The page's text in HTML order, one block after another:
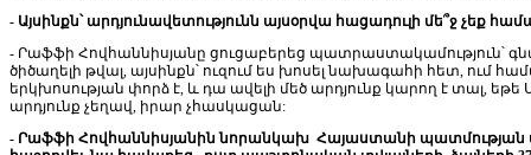
- Այսինքն՝ արդյունավետությունն այսօրվա հացադուլի մե՞ջ չեք
- Րաֆֆի Հովհաննիսյանը ցուցաբերեց պատրաստակամություն՝
ծիծաղելի թվալ, այսինքն՝ ուզում ես խոսել նախագահի հետ, ում
երկխոսության փորձ է, և դա ավելի մեծ արդյունք կարող է տալ,
արդյունք չեղավ, իրար չհասկացան:
- Րաֆֆի Հովհաննիսյանին նորանկախ Հայաստանի պատմության